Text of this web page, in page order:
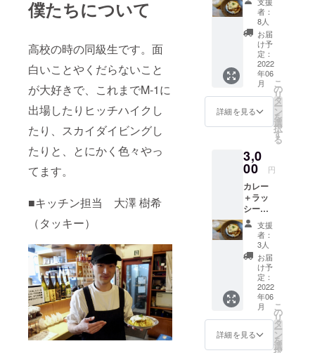
僕たちについて
高校の時の同級生です。面
白いことやくだらないこと
が大好きで、これまでM-1に
出場したりヒッチハイクし
たり、スカイダイビングし
たりと、とにかく色々やっ
てます。
■キッチン担当 大澤 樹希
（タッキー）
感謝の
手紙＋
オリジ
ナルロ
ゴス
テッ
カー ※
引換券
の利用
期限は
2022年
12月末
になり
ます。
月に2回
程度の
営業と
なりま
すの
で、お
早めに
ご利用
くださ
い。
者：
8人
お届
け予
定：
2022
年06
月
詳細を見る
こ
の
リ
タ
ー
ン
を
選
択
す
る
3,0
00 円
カレー
＋ラッ
シー引
換券×2
＋感謝
の手紙
＋オリ
ジナル
ステッ
カー×2
※引換券
の利用
期限は
2022年
12月末
支援
者：
3人
お届
け予
定：
2022
年06
月
詳細を見る
こ
の
リ
タ
ー
ン
を
選